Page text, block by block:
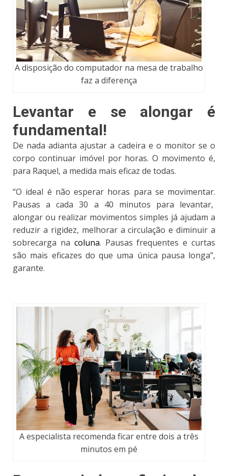
A disposição do computador na mesa de trabalho
faz a diferença
Levantar e se alongar é
fundamental!
De nada adianta ajustar a cadeira e o monitor se o
corpo continuar imóvel por horas. O movimento é,
para Raquel, a medida mais eficaz de todas.
“O ideal é não esperar horas para se movimentar.
Pausas a cada 30 a 40 minutos para levantar,
alongar ou realizar movimentos simples já ajudam a
reduzir a rigidez, melhorar a circulação e diminuir a
sobrecarga na coluna. Pausas frequentes e curtas
são mais eficazes do que uma única pausa longa”,
garante.
A especialista recomenda ficar entre dois a três
minutos em pé